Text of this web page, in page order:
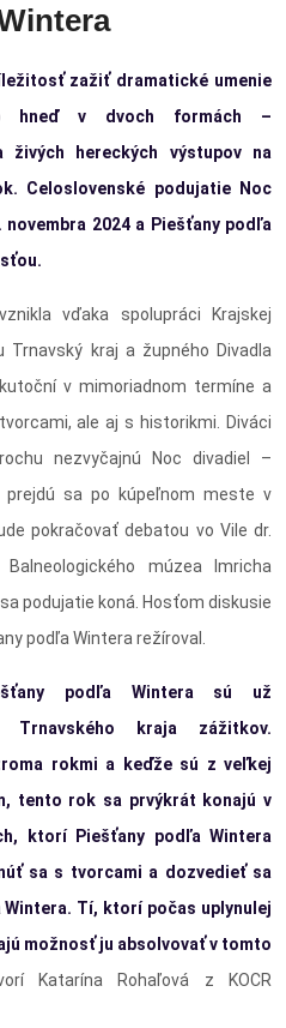
zažiť dramatické umenie
hneď v dvoch formách –
živých hereckých výstupov na
Celoslovenské podujatie Noc
2024 a Piešťany podľa
vďaka spolupráci Krajskej
Trnavský kraj a župného Divadla
v mimoriadnom termíne a
ale aj s historikmi. Diváci
nezvyčajnú Noc divadiel –
sa po kúpeľnom meste v
pokračovať debatou vo Vile dr.
múzea Imricha
podujatie koná. Hosťom diskusie
podľa Wintera režíroval.
podľa Wintera sú už
Trnavského kraja zážitkov.
rokmi a keďže sú z veľkej
tento rok sa prvýkrát konajú v
ktorí Piešťany podľa Wintera
sa s tvorcami a dozvedieť sa
Tí, ktorí počas uplynulej
možnosť ju absolvovať v tomto
Katarína Rohaľová z KOCR